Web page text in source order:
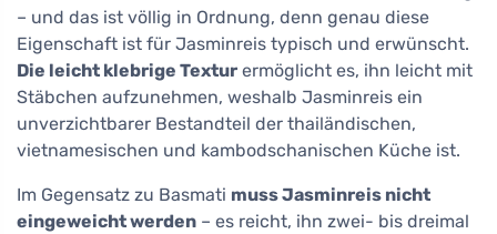
– und das ist völlig in Ordnung, denn genau diese
Eigenschaft ist für Jasminreis typisch und erwünscht.
Die leicht klebrige Textur ermöglicht es, ihn leicht mit
Stäbchen aufzunehmen, weshalb Jasminreis ein
unverzichtbarer Bestandteil der thailändischen,
vietnamesischen und kambodschanischen Küche ist.
Im Gegensatz zu Basmati muss Jasminreis nicht
eingeweicht werden – es reicht, ihn zwei- bis dreimal